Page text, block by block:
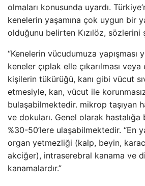
olmaları konusunda uyardı.
kenelerin yaşamına çok uygun bir
olduğunu belirten Kızılöz, sözlerini
“Kenelerin vücudumuza yapışması
keneler çıplak elle çıkarılması
kişilerin tükürüğü, kanı gibi vücut
etmesiyle, kan, vücut ile
bulaşabilmektedir. mikrop taşıyan
ve dokuları. Genel olarak hastalığa
%30-50’lere ulaşabilmektedir. “En
organ yetmezliği (kalp, beyin,
akciğer), intraserebral kanama ve
kanamalardır.”